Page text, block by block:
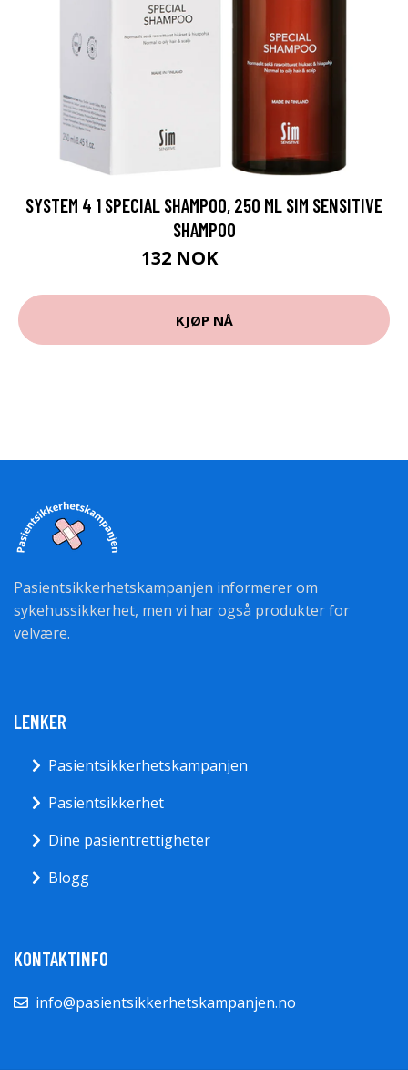
SYSTEM 4 1 SPECIAL SHAMPOO, 250 ML SIM SENSITIVE
SHAMPOO
132 NOK
KJØP NÅ
Pasientsikkerhetskampanjen informerer om
sykehussikkerhet, men vi har også produkter for
velvære.
LENKER
Pasientsikkerhetskampanjen
Pasientsikkerhet
Dine pasientrettigheter
Blogg
KONTAKTINFO
info@pasientsikkerhetskampanjen.no